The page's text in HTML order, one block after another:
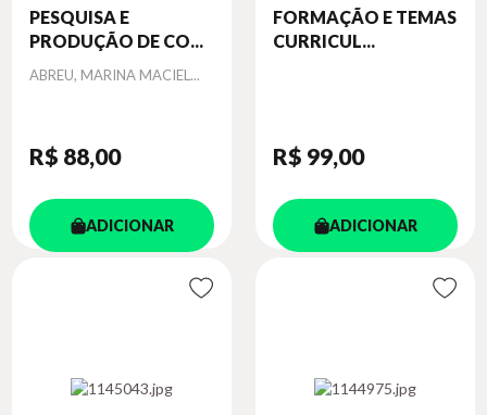
PESQUISA E
PRODUÇÃO DE CO...
Autor
ABREU, MARINA MACIEL...
R$ 88,00
ADICIONAR
FORMAÇÃO E TEMAS
CURRICUL...
R$ 99,00
ADICIONAR